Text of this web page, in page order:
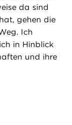
da sind
gehen die
Ich
in Hinblick
und ihre